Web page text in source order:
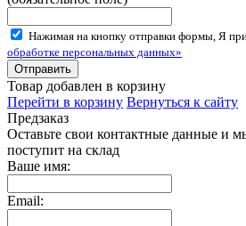
Нажимая на кнопку отправки формы, Я
обработке персональных данных»
Товар добавлен в корзину
Перейти в корзину Вернуться к сайту
Предзаказ
Оставьте свои контактные данные и
поступит на склад
Ваше имя:
Email: